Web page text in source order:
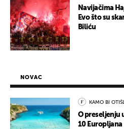
Navijačima
Evo što su
Biliću
NOVAC
KAMO BI
O preseljenju
10 Europljana